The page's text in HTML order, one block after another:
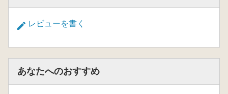
レビューを書く
あなたへのおすすめ